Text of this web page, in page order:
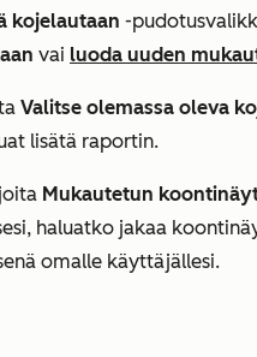
kojelautaan -
vai luoda uuden
Valitse olemassa oleva
lisätä raportin.
Mukautetun
haluatko jakaa
omalle käyttäjällesi.